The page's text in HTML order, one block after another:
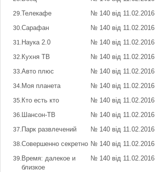
Телекафе
№ 140 від 11.02.2016
Сарафан
№ 140 від 11.02.2016
Наука 2.0
№ 140 від 11.02.2016
Кухня ТВ
№ 140 від 11.02.2016
Авто плюс
№ 140 від 11.02.2016
Моя планета
№ 140 від 11.02.2016
Кто есть кто
№ 140 від 11.02.2016
Шансон-ТВ
№ 140 від 11.02.2016
Парк развлечений
№ 140 від 11.02.2016
Совершенно секретно № 140 від 11.02.2016
Время: далекое и
близкое
№ 140 від 11.02.2016